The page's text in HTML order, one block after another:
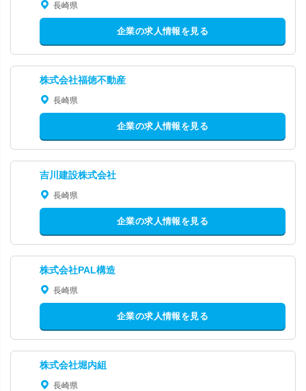
長崎県
企業の求人情報を見る
株式会社福徳不動産
長崎県
企業の求人情報を見る
吉川建設株式会社
長崎県
企業の求人情報を見る
株式会社PAL構造
長崎県
企業の求人情報を見る
株式会社堀内組
長崎県